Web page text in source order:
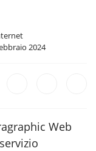
2024
Web